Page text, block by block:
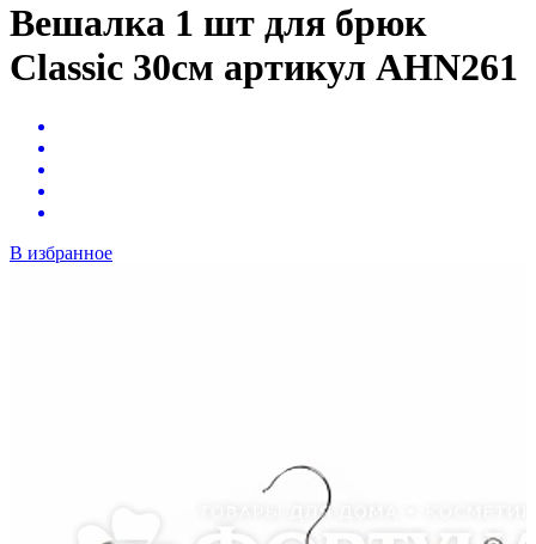
Вешалка 1 шт для брюк
Classic 30см артикул AHN261
В избранное